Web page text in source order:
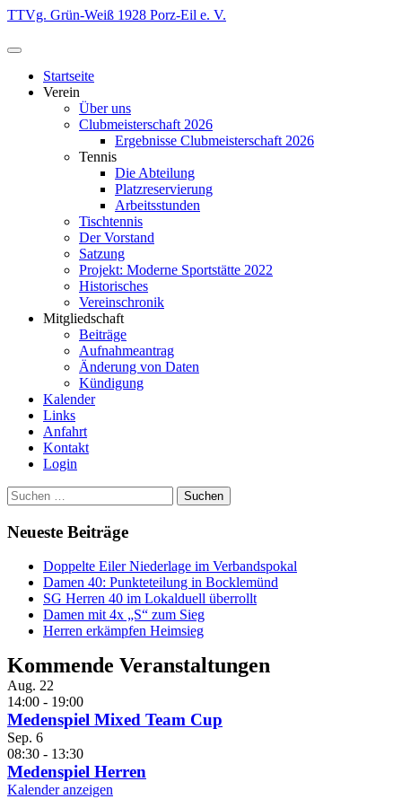
Zum
springen
TTVg. Grün-Weiß 1928 Porz-Eil e. V.
Startseite
Verein
Über uns
Clubmeisterschaft 2026
Ergebnisse Clubmeisterschaft 2026
Tennis
Die Abteilung
Platzreservierung
Arbeitsstunden
Tischtennis
Der Vorstand
Satzung
Projekt: Moderne Sportstätte 2022
Historisches
Vereinschronik
Mitgliedschaft
Beiträge
Aufnahmeantrag
Änderung von Daten
Kündigung
Kalender
Links
Anfahrt
Kontakt
Login
Suchen
nach:
Neueste Beiträge
Doppelte Eiler Niederlage im Verbandspokal
Damen 40: Punkteteilung in Bocklemünd
SG Herren 40 im Lokalduell überrollt
Damen mit 4x „S“ zum Sieg
Herren erkämpfen Heimsieg
Kommende Veranstaltungen
Aug. 22
14:00 - 19:00
Medenspiel Mixed Team Cup
Sep. 6
08:30 - 13:30
Medenspiel Herren
Kalender anzeigen